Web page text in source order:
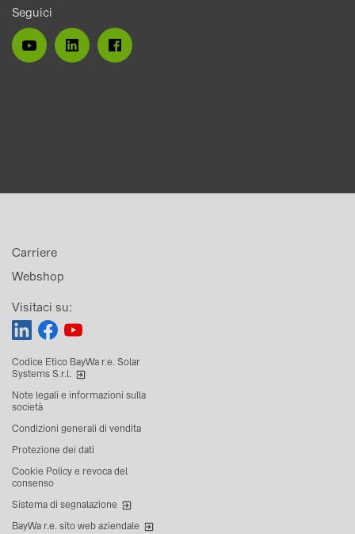
Seguici
Webshop
Carriere
Visitaci su:
Codice Etico BayWa r.e. Solar
Systems S.r.l.
Note legali e informazioni sulla
società
Condizioni generali di vendita
Protezione dei dati
Cookie Policy e revoca del
consenso
Sistema di segnalazione
BayWa r.e. sito web aziendale